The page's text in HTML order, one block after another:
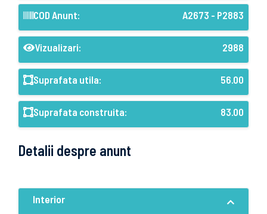
COD Anunt: A2673 - P2883
Vizualizari: 2988
Suprafata utila: 56.00
Suprafata construita: 83.00
Detalii despre anunt
Interior